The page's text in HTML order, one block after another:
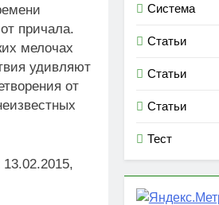
причала.
мелочах
удивляют
от
Система
Статьи
Статьи
Статьи
Тест